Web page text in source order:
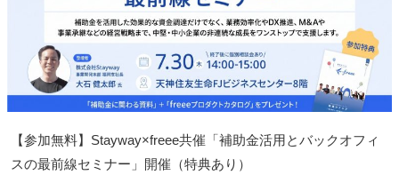
【参加無料】Stayway×freee共催「補助金活用とバックオフィ
スの最前線セミナー」開催（特典あり）